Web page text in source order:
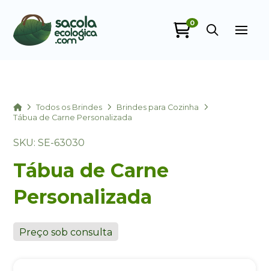
0
HomeTodos os Brindes
Brindes para Cozinha
Tábua de Carne Personalizada
SKU: SE-63030
Tábua de Carne
Personalizada
Preço sob consulta